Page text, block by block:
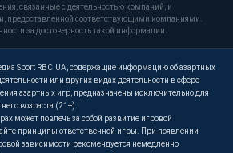
связанные с деятельностью компаний, и
предоставленной соответствующими компаниями.
за достоверность такой информации.
Sport RBC.UA, содержащие информацию об азартных
или других видах деятельности в сфере
азартных игр, предназначены исключительно для
возраста (21+).
может повлечь за собой развитие игровой
принципы ответственной игры. При появлении
зависимости рекомендуется немедленно